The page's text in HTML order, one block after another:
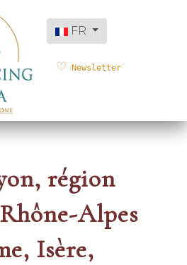
Sélectionnez votre langue
FR
Newsletter
région
Alpes
Isère,